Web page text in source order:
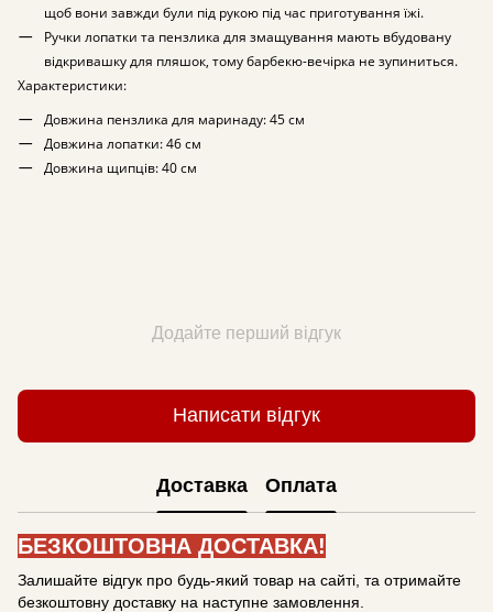
щоб вони завжди були під рукою під час приготування їжі.
Ручки лопатки та пензлика для змащування мають вбудовану
відкривашку для пляшок, тому барбекю-вечірка не зупиниться.
Характеристики:
Довжина пензлика для маринаду: 45 см
Довжина лопатки: 46 см
Довжина щипців: 40 см
Додайте перший відгук
Написати відгук
Доставка Оплата
БЕЗКОШТОВНА ДОСТАВКА!
Залишайте відгук про будь-який товар на сайті, та отримайте
безкоштовну доставку на наступне замовлення.